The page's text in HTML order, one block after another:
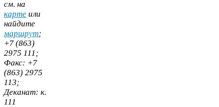
cм. на
карте или
найдите
маршрут;
+7 (863)
2975 111 ;
Факс: +7
(863) 2975
113;
Деканат: к.
111